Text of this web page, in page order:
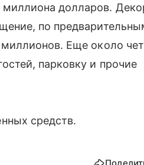
долларов.
по
Еще около
парковку и прочие
средств.